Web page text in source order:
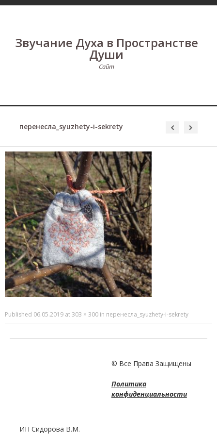
Звучание Духа в Пространстве
Души
Сайт
перенесла_syuzhety-i-sekrety
Published 06.05.2019 at303 × 300 in перенесла_syuzhety-i-sekrety
© Все Права Защищены
Политика
конфиденциальности
ИП Сидорова В.М.